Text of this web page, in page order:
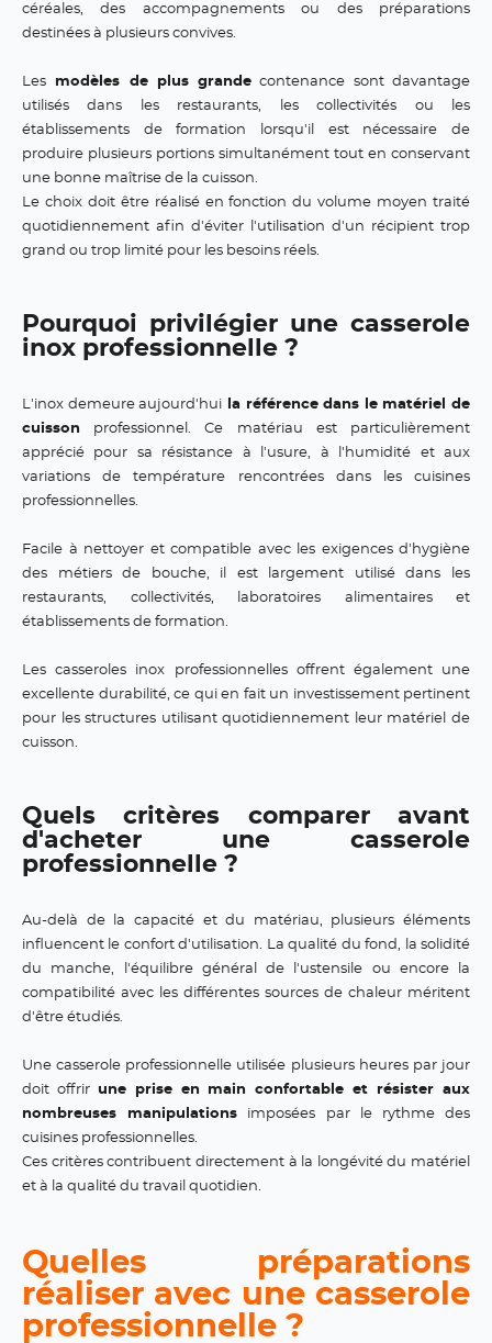
céréales, des accompagnements ou des préparations
destinées à plusieurs convives.
Les modèles de plus grande contenance sont davantage
utilisés dans les restaurants, les collectivités ou les
établissements de formation lorsqu'il est nécessaire de
produire plusieurs portions simultanément tout en conservant
une bonne maîtrise de la cuisson.
Le choix doit être réalisé en fonction du volume moyen traité
quotidiennement afin d'éviter l'utilisation d'un récipient trop
grand ou trop limité pour les besoins réels.
Pourquoi privilégier une casserole
inox professionnelle ?
L'inox demeure aujourd'hui la référence dans le matériel de
cuisson professionnel. Ce matériau est particulièrement
apprécié pour sa résistance à l'usure, à l'humidité et aux
variations de température rencontrées dans les cuisines
professionnelles.
Facile à nettoyer et compatible avec les exigences d'hygiène
des métiers de bouche, il est largement utilisé dans les
restaurants, collectivités, laboratoires alimentaires et
établissements de formation.
Les casseroles inox professionnelles offrent également une
excellente durabilité, ce qui en fait un investissement pertinent
pour les structures utilisant quotidiennement leur matériel de
cuisson.
Quels critères comparer avant
d'acheter une casserole
professionnelle ?
Au-delà de la capacité et du matériau, plusieurs éléments
influencent le confort d'utilisation. La qualité du fond, la solidité
du manche, l'équilibre général de l'ustensile ou encore la
compatibilité avec les différentes sources de chaleur méritent
d'être étudiés.
Une casserole professionnelle utilisée plusieurs heures par jour
doit offrir une prise en main confortable et résister aux
nombreuses manipulations imposées par le rythme des
cuisines professionnelles.
Ces critères contribuent directement à la longévité du matériel
et à la qualité du travail quotidien.
Quelles préparations
réaliser avec une casserole
professionnelle ?